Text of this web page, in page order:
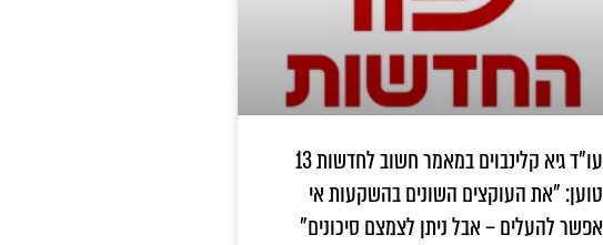
עו"ד גיא קלינבוים במאמר חשוב לחדשות 13
טוען: "את העוקצים השונים בהשקעות אי
אפשר להעלים – אבל ניתן לצמצם סיכונים"